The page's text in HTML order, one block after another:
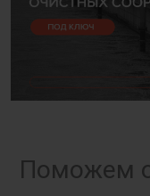
Поможем